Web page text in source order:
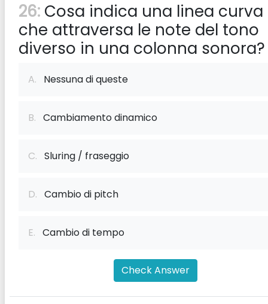
26: Cosa indica una linea curva
che attraversa le note del tono
diverso in una colonna sonora?
A. Nessuna di queste
B. Cambiamento dinamico
C. Sluring / fraseggio
D. Cambio di pitch
E. Cambio di tempo
Check Answer